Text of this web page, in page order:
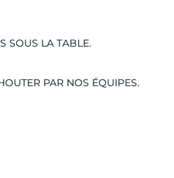
SOUS LA TABLE.
PAR NOS ÉQUIPES.